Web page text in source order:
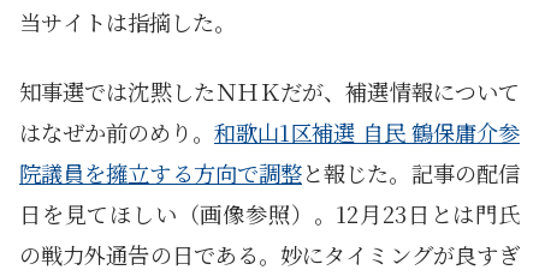
当サイトは指摘した。
知事選では沈黙したＮＨＫだが、補選情報について
はなぜか前のめり。 和歌山1区補選 自民 鶴保庸介参
院議員を擁立する方向で調整と報じた。記事の配信
日を見てほしい（画像参照）。12月23日とは門氏
の戦力外通告の日である。妙にタイミングが良すぎ